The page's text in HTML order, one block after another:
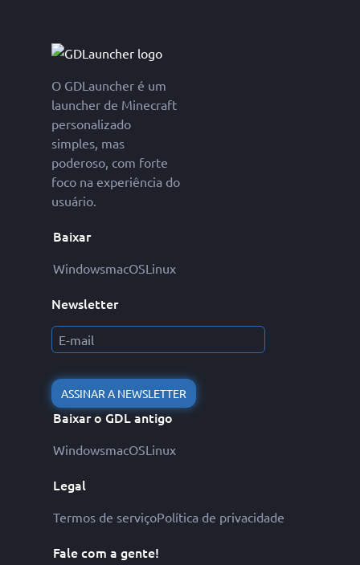
O GDLauncher é um
launcher de Minecraft
personalizado
simples, mas
poderoso, com forte
foco na experiência do
usuário.
Baixar
WindowsmacOSLinux
Newsletter
ASSINAR A NEWSLETTER
Baixar o GDL antigo
WindowsmacOSLinux
Legal
Termos de serviçoPolítica de privacidade
Fale com a gente!